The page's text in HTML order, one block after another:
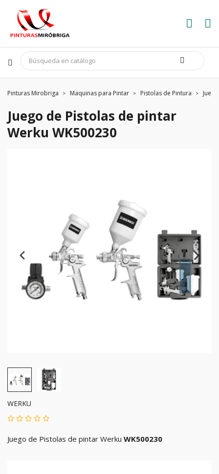
Pinturas Mirobriga Maquinas para Pintar Pistolas de Pintura
Juego de Pistolas de pintar
Werku WK500230
WERKU
Juego de Pistolas de pintar Werku WK500230